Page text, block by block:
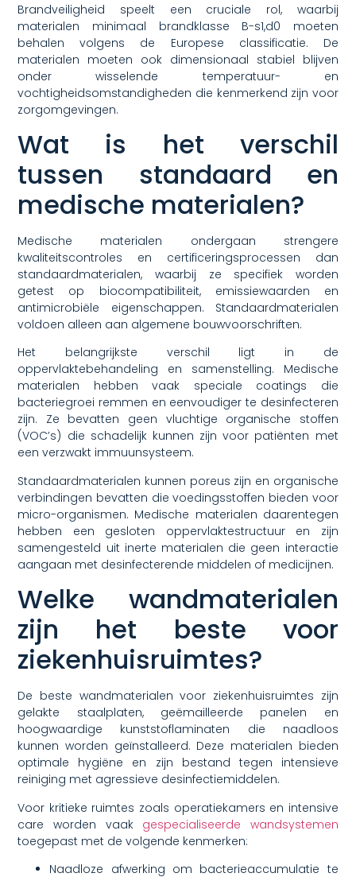
Brandveiligheid speelt een cruciale rol, waarbij
materialen minimaal brandklasse B-s1,d0 moeten
behalen volgens de Europese classificatie. De
materialen moeten ook dimensionaal stabiel blijven
onder wisselende temperatuur- en
vochtigheidsomstandigheden die kenmerkend zijn voor
zorgomgevingen.
Wat is het verschil
tussen standaard en
medische materialen?
Medische materialen ondergaan strengere
kwaliteitscontroles en certificeringsprocessen dan
standaardmaterialen, waarbij ze specifiek worden
getest op biocompatibiliteit, emissiewaarden en
antimicrobiële eigenschappen. Standaardmaterialen
voldoen alleen aan algemene bouwvoorschriften.
Het belangrijkste verschil ligt in de
oppervlaktebehandeling en samenstelling. Medische
materialen hebben vaak speciale coatings die
bacteriegroei remmen en eenvoudiger te desinfecteren
zijn. Ze bevatten geen vluchtige organische stoffen
(VOC’s) die schadelijk kunnen zijn voor patiënten met
een verzwakt immuunsysteem.
Standaardmaterialen kunnen poreus zijn en organische
verbindingen bevatten die voedingsstoffen bieden voor
micro-organismen. Medische materialen daarentegen
hebben een gesloten oppervlaktestructuur en zijn
samengesteld uit inerte materialen die geen interactie
aangaan met desinfecterende middelen of medicijnen.
Welke wandmaterialen
zijn het beste voor
ziekenhuisruimtes?
De beste wandmaterialen voor ziekenhuisruimtes zijn
gelakte staalplaten, geëmailleerde panelen en
hoogwaardige kunststoflaminaten die naadloos
kunnen worden geïnstalleerd. Deze materialen bieden
optimale hygiëne en zijn bestand tegen intensieve
reiniging met agressieve desinfectiemiddelen.
Voor kritieke ruimtes zoals operatiekamers en intensive
care worden vaak gespecialiseerde wandsystemen
toegepast met de volgende kenmerken:
Naadloze afwerking om bacterieaccumulatie te